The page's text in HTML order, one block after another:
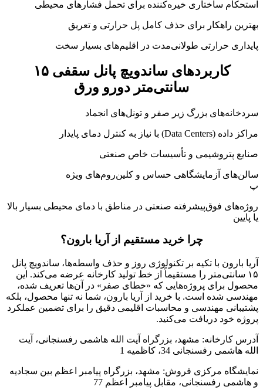
استحکام ساختاری خیره‌کننده برای تحمل فشارهای محیطی
بهترین راهکار برای حذف کامل پل حرارتی و تعریق
پایداری حرارتی طولانی‌مدت در اقلیم‌های بسیار سخت
کاربردهای ساندویچ پانل سقفی ۱۵
سانتی‌متر دورو ورق
سردخانه‌های بزرگ زیر صفر و تونل‌های انجماد
مراکز داده (Data Centers) با نیاز به کنترل دمای پایدار
صنایع پتروشیمی و تأسیسات خاص صنعتی
سالن‌های آزمایشگاهی حساس و کلین‌روم‌های ویژه
پ
روژه‌های فوق‌پیشرفته صنعتی در مناطق با دمای محیطی بسیار بالا
یا پایین
چرا خرید مستقیم از آریا بارون؟
آریا بارون با تکیه بر تکنولوژی روز و حذف واسطه‌ها، ساندویچ پانل
۱۵ سانتی‌متر را مستقیماً از خط تولید کارخانه عرضه می‌کند. این
محصول برای پروژه‌هایی که «خطای صفر» در آن‌ها تعریف شده،
مهندسی شده است. با خرید از آریا بارون، شما نه تنها محصول، بلکه
پشتیبانی مهندسی و محاسبات اقلیمی دقیق را برای تضمین عملکرد
پروژه خود دریافت می‌کنید.
آدرس کارخانه: مشهد، بزرگراه آیت الله هاشمی رفسنجانی، آیت
الله هاشمی رفسنجانی 34، کاظمیه 1
نمایشگاه مرکزی فروش: مشهد، بزرگراه پیامبر اعظم بین سجادیه
و هاشمی رفسنجانی، مقابل پیامبر اعظم 77